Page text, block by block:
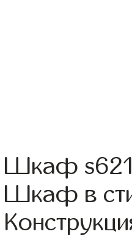
Шкаф s621
Шкаф в